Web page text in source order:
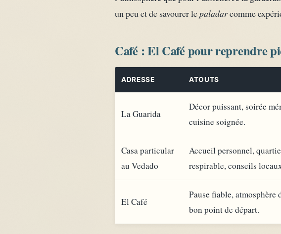
un peu et de savourer lepaladarcomme
Café : El Café pour reprendre
ADRESSE ATOUTS
La Guarida
Décor puissant, soirée
cuisine soignée.
Casa particular
au Vedado
Accueil personnel,
respirable, conseils
El Café
Pause fiable, atmosphère
bon point de départ.